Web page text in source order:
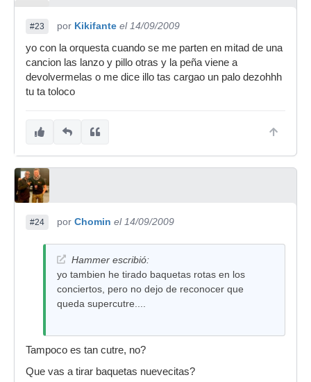
#23 por Kikifante el 14/09/2009
yo con la orquesta cuando se me parten en mitad de una
cancion las lanzo y pillo otras y la peña viene a
devolvermelas o me dice illo tas cargao un palo dezohhh
tu ta toloco
#24 por Chomin el 14/09/2009
Hammer escribió:
yo tambien he tirado baquetas rotas en los
conciertos, pero no dejo de reconocer que
queda supercutre....
Tampoco es tan cutre, no?
Que vas a tirar baquetas nuevecitas?